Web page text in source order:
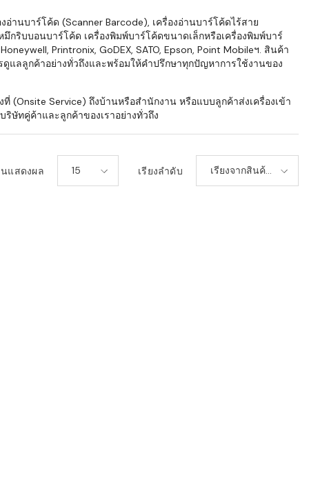
านบาร์โค้ด (Scanner Barcode), เครื่องอ่านบาร์โค้ดไร้สาย
กริบบอนบาร์โค้ด เครื่องพิมพ์บาร์โค้ดขนาดเล็กหรือเครื่องพิมพ์บาร์
Printronix, GoDEX, SATO, Epson, Point Mobileฯ. สินค้า
แลลูกค้าอย่างทั่วถึงและพร้อมให้คำปรึกษาทุกปัญหาการใช้งานของ
(Onsite Service) ถึงบ้านหรือสำนักงาน หรือแบบลูกค้าส่งเครื่องเข้า
ษัทคู่ค้าและลูกค้าของเราอย่างทั่วถึง
แสดงผล 15 เรียงลำดับ
เรียงจากสินค้า
ใหม่-เก่า